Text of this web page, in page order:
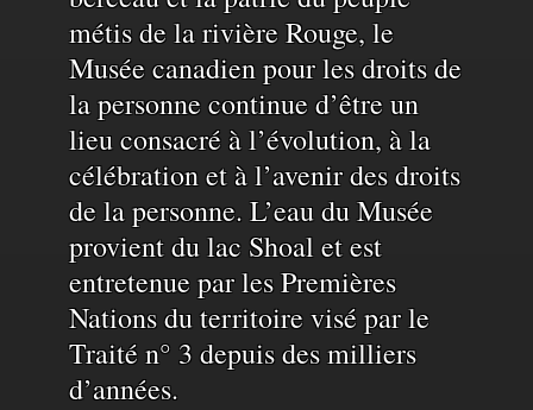
de
l'eau
métis de la rivière Rouge, le
Musée canadien pour les droits de
la personne continue d’être un
lieu consacré à l’évolution, à la
célébration et à l’avenir des droits
de la personne. L’eau du Musée
provient du lac Shoal et est
entretenue par les Premières
Nations du territoire visé par le
Traité n° 3 depuis des milliers
d’années.